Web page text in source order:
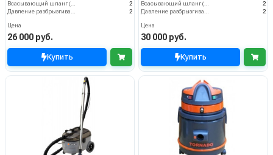
2
2
Цена
26 000 руб.
Купить
2
2
Цена
30 000 руб.
Купить